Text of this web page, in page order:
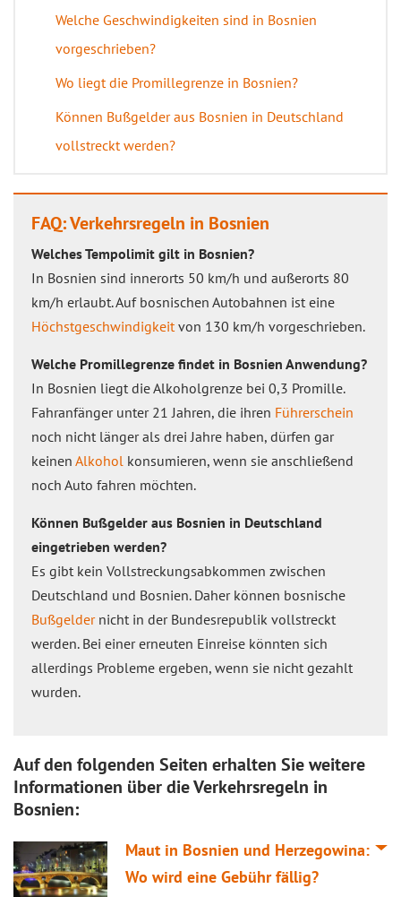
Welche Geschwindigkeiten sind in Bosnien
vorgeschrieben?
Wo liegt die Promillegrenze in Bosnien?
Können Bußgelder aus Bosnien in Deutschland
vollstreckt werden?
FAQ: Verkehrsregeln in Bosnien
Welches Tempolimit gilt in Bosnien?
In Bosnien sind innerorts 50 km/h und außerorts 80
km/h erlaubt. Auf bosnischen Autobahnen ist eine
Höchstgeschwindigkeitvon 130 km/h vorgeschrieben.
Welche Promillegrenze findet in Bosnien Anwendung?
In Bosnien liegt die Alkoholgrenze bei 0,3 Promille.
Fahranfänger unter 21 Jahren, die ihren Führerschein
noch nicht länger als drei Jahre haben, dürfen gar
keinen Alkohol konsumieren, wenn sie anschließend
noch Auto fahren möchten.
Können Bußgelder aus Bosnien in Deutschland
eingetrieben werden?
Es gibt kein Vollstreckungsabkommen zwischen
Deutschland und Bosnien. Daher können bosnische
Bußgeldernicht in der Bundesrepublik vollstreckt
werden. Bei einer erneuten Einreise könnten sich
allerdings Probleme ergeben, wenn sie nicht gezahlt
wurden.
Auf den folgenden Seiten erhalten Sie weitere
Informationen über die Verkehrsregeln in
Bosnien:
Maut in Bosnien und Herzegowina:
Wo wird eine Gebühr fällig?